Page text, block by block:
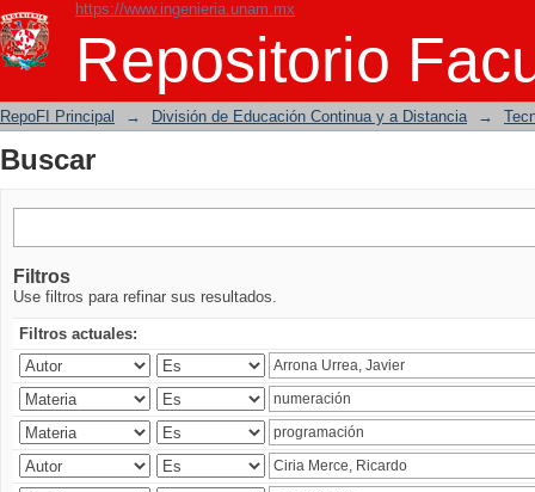
https://www.ingenieria.unam.mx
Repositorio
Buscar
RepoFI Principal → División de Educación Continua y a Distancia →
Buscar
Filtros
Use filtros para refinar sus resultados.
Filtros actuales: